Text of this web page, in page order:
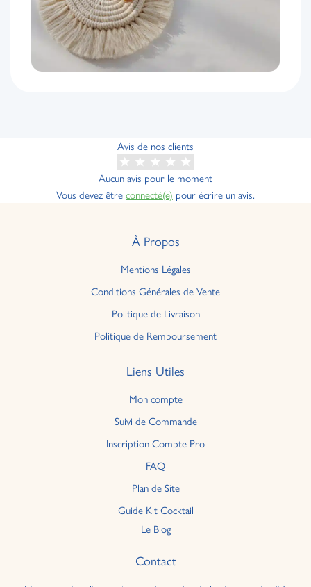
Avis de nos clients
Aucun avis pour le moment
Vous devez êtreconnecté(e) pour écrire un avis.
À Propos
Mentions Légales
Conditions Générales de Vente
Politique de Livraison
Politique de Remboursement
Liens Utiles
Mon compte
Suivi de Commande
Inscription Compte Pro
FAQ
Plan de Site
Guide Kit Cocktail
Le Blog
Contact